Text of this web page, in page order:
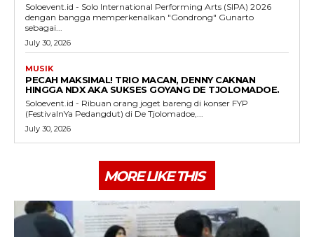
Soloevent.id - Solo International Performing Arts (SIPA) 2026
dengan bangga memperkenalkan "Gondrong" Gunarto
sebagai...
July 30, 2026
MUSIK
PECAH MAKSIMAL! TRIO MACAN, DENNY CAKNAN
HINGGA NDX AKA SUKSES GOYANG DE TJOLOMADOE.
Soloevent.id - Ribuan orang joget bareng di konser FYP
(FestivalnYa Pedangdut) di De Tjolomadoe,...
July 30, 2026
MORE LIKE THIS